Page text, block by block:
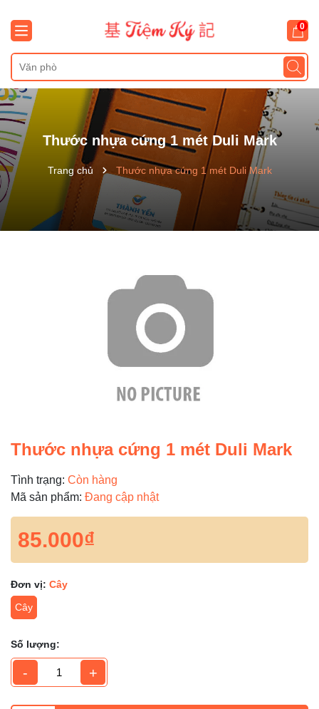
0
Thước nhựa cứng 1 mét Duli Mark
Trang chủ Thước nhựa cứng 1 mét Duli Mark
Thước nhựa cứng 1 mét Duli Mark
Tình trạng: Còn hàng
Mã sản phẩm: Đang cập nhật
85.000₫
Đơn vị: Cây
Cây
Số lượng:
- +